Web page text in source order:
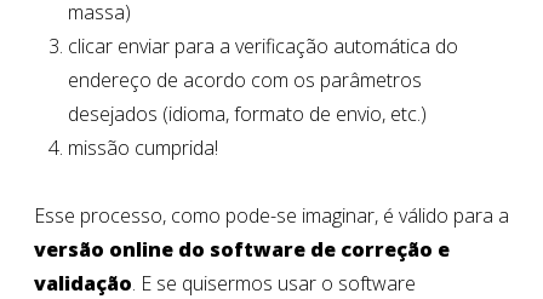
massa)
clicar enviar para a verificação automática do
endereço de acordo com os parâmetros
desejados (idioma, formato de envio, etc.)
missão cumprida!
Esse processo, como pode-se imaginar, é válido para a
versão online do software de correção e
validação. E se quisermos usar o software